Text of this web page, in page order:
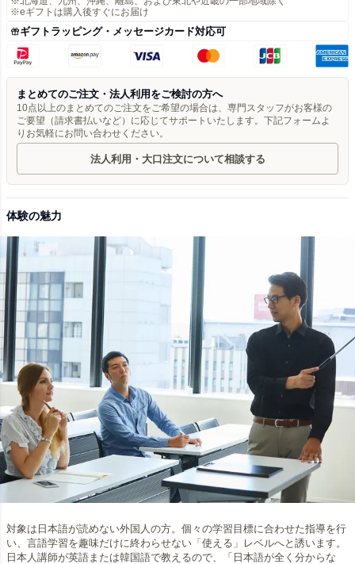
※eギフトは購入後すぐにお届け
ギフトラッピング・メッセージカード対応可
まとめてのご注文・法人利用をご検討の方へ
10点以上のまとめてのご注文をご希望の場合は、専門スタッフがお客様の
ご要望（請求書払いなど）に応じてサポートいたします。下記フォームよ
りお気軽にお問い合わせください。
法人利用・大口注文について相談する
体験の魅力
対象は日本語が読めない外国人の方。個々の学習目標に合わせた指導を行
い、言語学習を趣味だけに終わらせない「使える」レベルへと誘います。
日本人講師が英語または韓国語で教えるので、「日本語が全く分からな